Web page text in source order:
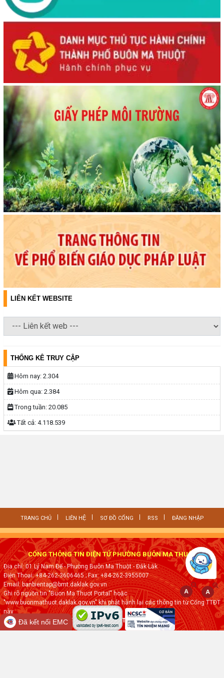
LIÊN KẾT WEBSITE
THỐNG KÊ TRUY CẬP
Hôm nay: 2.304
Hôm qua: 2.384
Trong tuần: 20.085
Tất cả: 4.118.539
TRANG CHỦ LIÊN HỆ SƠ ĐỒ CỔNG RSS ĐĂNG NHẬP
CỔNG THÔNG TIN ĐIỆN TỬ PHƯỜNG BUÔN MA THUỘT
Địa chỉ: 01 Lý Nam Đế - Phường Buôn Ma Thuột - Đắk·Lắk
Điện Thoại: +84-262-3606465; Fax:+84-262-3955007
Email: banbientap@bmt.daklak.gov.vn
Ghi rõ nguồn tin "Buon Ma Thuot Portal" hoặc
"www.buonmathuot.daklak.gov.vn" khi phát hành lại các thông tin từ Cổng TTĐT
này
Thực hiện bởiVNPT ĐẮK LẮK
Đã kết nối EMC